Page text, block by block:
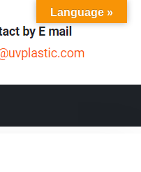
Language »